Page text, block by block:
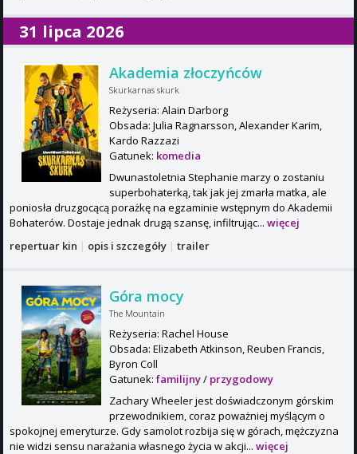
31 lipca 2026
Akademia złoczyńców
Skurkarnas skurk
Reżyseria: Alain Darborg
Obsada: Julia Ragnarsson, Alexander Karim,
Kardo Razzazi
Gatunek: komedia
Dwunastoletnia Stephanie marzy o zostaniu
superbohaterką, tak jak jej zmarła matka, ale
poniosła druzgocącą porażkę na egzaminie wstępnym do Akademii
Bohaterów. Dostaje jednak drugą szansę, infiltrując... więcej
repertuar kin | opis i szczegóły | trailer
Góra mocy
The Mountain
Reżyseria: Rachel House
Obsada: Elizabeth Atkinson, Reuben Francis,
Byron Coll
Gatunek: familijny/ przygodowy
Zachary Wheeler jest doświadczonym górskim
przewodnikiem, coraz poważniej myślącym o
spokojnej emeryturze. Gdy samolot rozbija się w górach, mężczyzna
nie widzi sensu narażania własnego życia w akcji... więcej